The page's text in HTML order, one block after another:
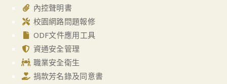
內控聲明書
校園網路問題報修
ODF文件應用工具
資通安全管理
職業安全衛生
捐款芳名錄及同意書